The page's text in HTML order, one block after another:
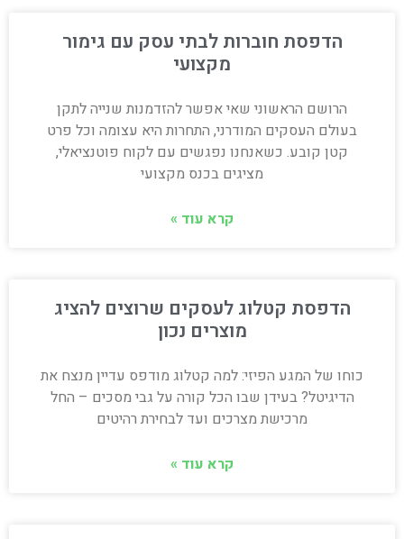
הדפסת חוברות לבתי עסק עם גימור
מקצועי
הרושם הראשוני שאי אפשר להזדמנות שנייה לתקן
בעולם העסקים המודרני, התחרות היא עצומה וכל פרט
קטן קובע. כשאנחנו נפגשים עם לקוח פוטנציאלי,
מציגים בכנס מקצועי
קרא עוד »
הדפסת קטלוג לעסקים שרוצים להציג
מוצרים נכון
כוחו של המגע הפיזי: למה קטלוג מודפס עדיין מנצח את
הדיגיטל? בעידן שבו הכל קורה על גבי מסכים – החל
מרכישת מצרכים ועד לבחירת רהיטים
קרא עוד »